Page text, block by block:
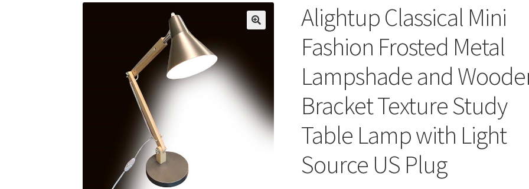
Alightup Classical Mini
Fashion Frosted Metal
Lampshade and
Bracket Texture Study
Table Lamp with Light
Source US Plug